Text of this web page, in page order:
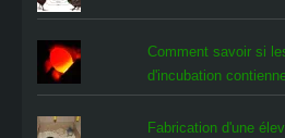
Comment savoir si
d'incubation
Fabrication d'une